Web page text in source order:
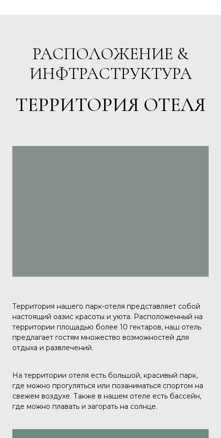
РАСПОЛОЖЕНИЕ &
ИНФТРАСТРУКТУРА
ТЕРРИТОРИЯ ОТЕЛЯ
Территория нашего парк-отеля представляет собой
настоящий оазис красоты и уюта. Расположенный на
территории площадью более 10 гектаров, наш отель
предлагает гостям множество возможностей для
отдыха и развлечений.
На территории отеля есть большой, красивый парк,
где можно прогуляться или позаниматься спортом на
свежем воздухе. Также в нашем отеле есть бассейн,
где можно плавать и загорать на солнце.